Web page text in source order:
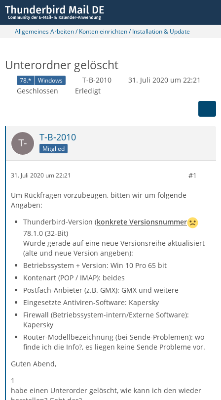
Allgemeines Arbeiten / Konten einrichten / Installation & Update
Unterordner gelöscht
78.* Windows T-B-2010
31. Juli 2020 um 22:21
Geschlossen
Erledigt
T-B-2010
Mitglied
31. Juli 2020 um 22:21 #1
Um Rückfragen vorzubeugen, bitten wir um folgende
Angaben:
Thunderbird-Version (konkrete Versionsnummer
78.1.0 (32-Bit)
Wurde gerade auf eine neue Versionsreihe aktualisiert
(alte und neue Version angeben):
Betriebssystem + Version: Win 10 Pro 65 bit
Kontenart (POP / IMAP): beides
Postfach-Anbieter (z.B. GMX): GMX und weitere
Eingesetzte Antiviren-Software: Kapersky
Firewall (Betriebssystem-intern/Externe Software):
Kapersky
Router-Modellbezeichnung (bei Sende-Problemen): wo
finde ich die Info?, es liegen keine Sende Probleme vor.
Guten Abend,
1
habe einen Unterorder gelöscht, wie kann ich den wieder